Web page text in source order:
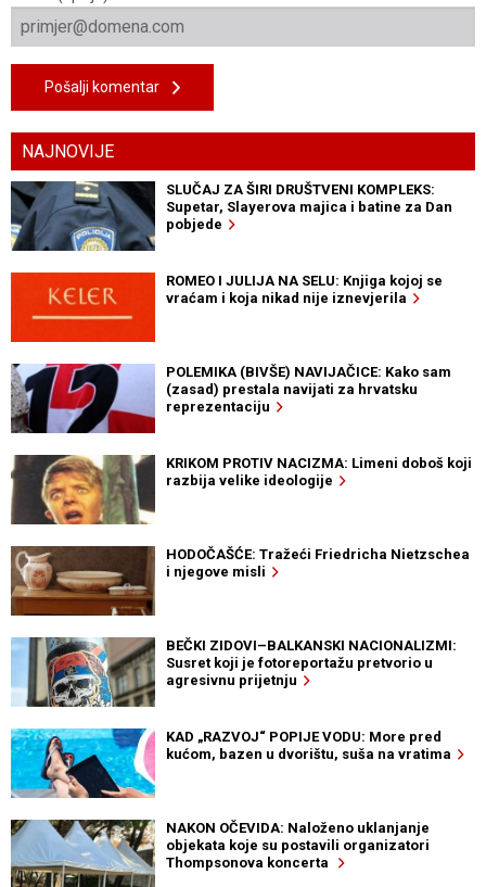
Pošalji komentar
NAJNOVIJE
SLUČAJ ZA ŠIRI DRUŠTVENI KOMPLEKS:
Supetar, Slayerova majica i batine za Dan
pobjede
ROMEO I JULIJA NA SELU: Knjiga kojoj se
vraćam i koja nikad nije iznevjerila
POLEMIKA (BIVŠE) NAVIJAČICE: Kako sam
(zasad) prestala navijati za hrvatsku
reprezentaciju
KRIKOM PROTIV NACIZMA: Limeni doboš koji
razbija velike ideologije
HODOČAŠĆE: Tražeći Friedricha Nietzschea
i njegove misli
BEČKI ZIDOVI–BALKANSKI NACIONALIZMI:
Susret koji je fotoreportažu pretvorio u
agresivnu prijetnju
KAD „RAZVOJ“ POPIJE VODU: More pred
kućom, bazen u dvorištu, suša na vratima
NAKON OČEVIDA: Naloženo uklanjanje
objekata koje su postavili organizatori
Thompsonova koncerta